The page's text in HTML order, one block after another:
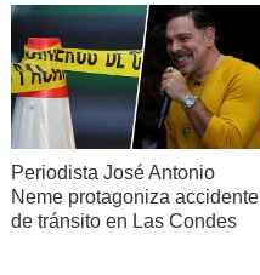
Periodista José Antonio
Neme protagoniza accidente
de tránsito en Las Condes